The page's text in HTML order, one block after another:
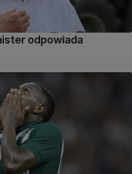
odpowiada